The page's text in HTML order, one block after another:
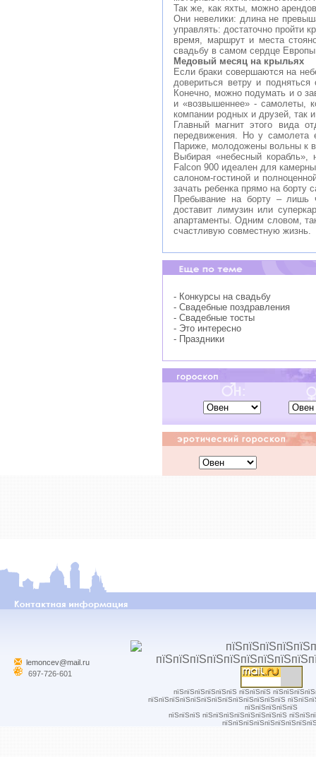
Так же, как яхты, можно
Они невелики: длина не
управлять: достаточно пройти
время, маршрут и места
свадьбу в самом сердце
Медовый месяц на крыльях
Если браки совершаются на
довериться ветру и
Конечно, можно подумать и о
и «возвышеннее» - самолеты,
компании родных и друзей, так
Главный магнит этого вида
передвижения. Но у самолета
Париже, молодожены вольны к
Выбирая «небесный корабль»,
Falcon 900 идеален для
салоном-гостиной и
зачать ребенка прямо на борту
Пребывание на борту – лишь
доставит лимузин или
апартаменты. Одним словом,
счастливую совместную жизнь.
- Конкурсы на свадьбу
- Свадебные поздравления
- Свадебные тосты
- Это интересно
- Праздники
lemoncev@mail.ru
697-726-601
пїЅпїЅпїЅпїЅпїЅпїЅ пїЅпїЅпїЅ
пїЅпїЅпїЅпїЅпїЅпїЅпїЅпїЅпїЅпїЅпїЅпїЅпїЅ
пїЅпїЅпїЅпїЅпїЅ
пїЅпїЅпїЅ пїЅпїЅпїЅпїЅпїЅпїЅпїЅпїЅ